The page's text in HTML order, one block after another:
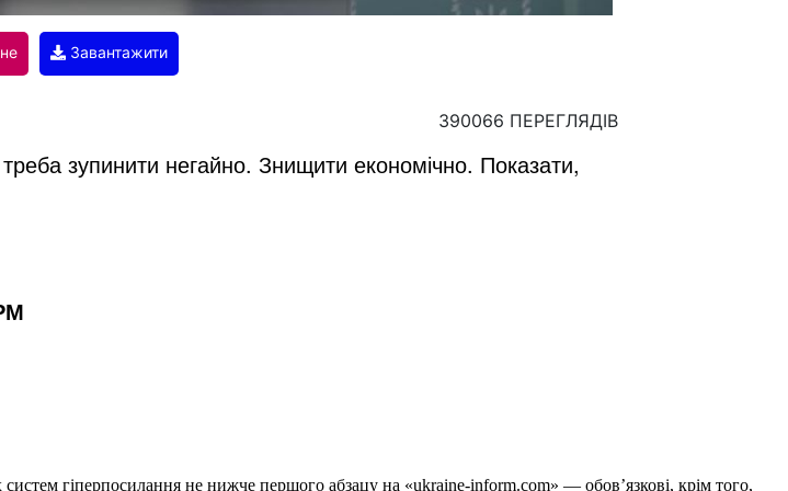
VЗавантажити
390066 ПЕРЕГЛЯДІВ
зупинити негайно. Знищити економічно. Показати,
систем гіперпосилання не нижче першого абзацу на «ukraine-inform.com» — обов’язкові, крім того,